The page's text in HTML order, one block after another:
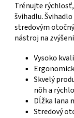
Trénujte
švihadlu.
stredovým
nástroj na
Vysoko
Skvelý
nôh a
Dĺžka lana
Stredový